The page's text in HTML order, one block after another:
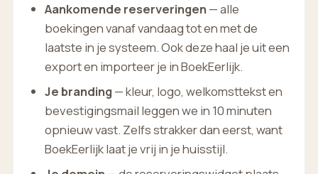
Aankomende reserveringen— alle
boekingen vanaf vandaag tot en met de
laatste in je systeem. Ook deze haal je uit een
export en importeer je in BoekEerlijk.
Je branding— kleur, logo, welkomsttekst en
bevestigingsmail leggen we in 10 minuten
opnieuw vast. Zelfs strakker dan eerst, want
BoekEerlijk laat je vrij in je huisstijl.